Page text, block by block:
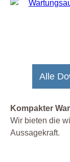
Alle
Kompakter
Wir bieten die
Aussagekraft.